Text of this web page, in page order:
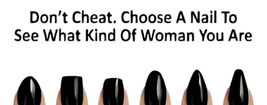
ಬೆಂಗಳೂರಿನಿಂದ ಕೆಲವೇ ಗಂಟೆ
ಮಾಂತ್ರಿಕ ಲೋಕ
ಈ ಪದಾರ್ಥ ಸೇರಿಸಿ ಒಗ್ಗರಣೆ
LATEST VIDEOS